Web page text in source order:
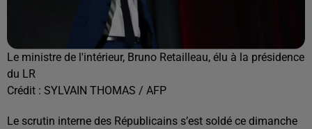
Le ministre de l'intérieur, Bruno Retailleau, élu à la présidence
du LR
Crédit : SYLVAIN THOMAS / AFP
Le scrutin interne des Républicains s’est soldé ce dimanche